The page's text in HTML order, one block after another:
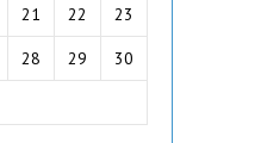
21 22 23
28 29 30